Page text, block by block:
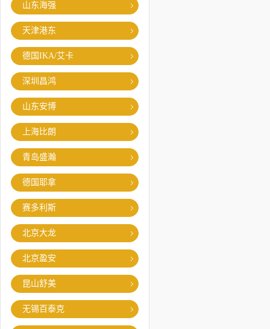
山东海强
天津港东
德国IKA/艾卡
深圳昌鸿
山东安博
上海比朗
青岛盛瀚
德国耶拿
赛多利斯
北京大龙
北京盈安
昆山舒美
无锡百泰克